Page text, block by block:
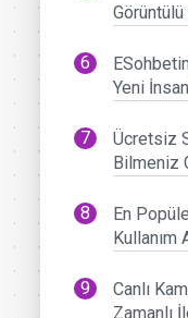
Yeni
Ücretsiz
Bilmeniz
En
Kullanım
Canlı
Zamanlı